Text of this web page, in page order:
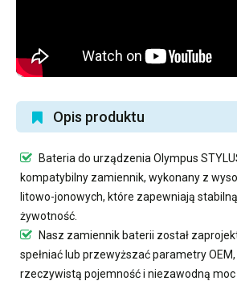
Opis produktu
Bateria do urządzenia Olympus
kompatybilny zamiennik, wykonany z
litowo-jonowych, które zapewniają stabilną
żywotność.
Nasz zamiennik baterii został
spełniać lub przewyższać parametry
rzeczywistą pojemność i niezawodną